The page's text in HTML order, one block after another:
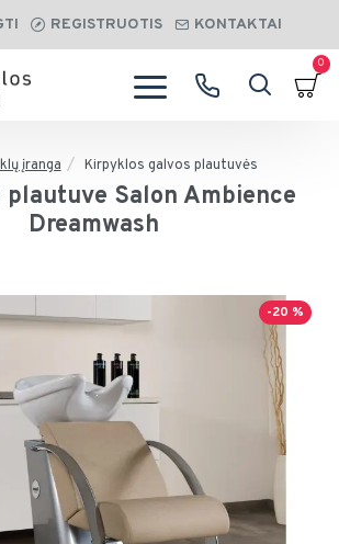
REGISTRUOTIS KONTAKTAI
0
įranga Kirpyklos galvos plautuvės
Salon Ambience
Dreamwash
-20 %